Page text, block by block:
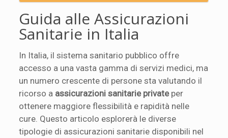
Guida alle Assicurazioni
Sanitarie in Italia
In Italia, il sistema sanitario pubblico offre
accesso a una vasta gamma di servizi medici, ma
un numero crescente di persone sta valutando il
ricorso a assicurazioni sanitarie privateper
ottenere maggiore flessibilità e rapidità nelle
cure. Questo articolo esplorerà le diverse
tipologie di assicurazioni sanitarie disponibili nel